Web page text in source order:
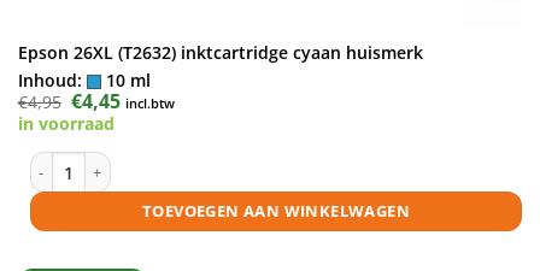
Epson 26XL (T2632) inktcartridge cyaan huismerk
Inhoud:
10 ml
€4,95 Oorspronkelijke
prijs
was:
€4,45Huidige
prijs
incl.btw
in voorraad
Epson 26XL (T2632) inktcartridge cyaan huismerk aantal
TOEVOEGEN AAN WINKELWAGEN